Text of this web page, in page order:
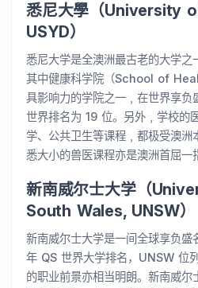
悉尼大學（University
USYD）
悉尼大学是全澳洲最古老的大学之
其中健康科学院（School of
具影响力的学院之一﹐在世界享
世界排名为 19 位。另外﹐学校的
学、公共卫生等课程﹐都极受澳
悉大小的兽医课程亦是澳洲首屈一
新南威尔士大学（
South Wales, UNSW）
新南威尔士大学是一间全球享负
年 QS 世界大学排名，UNSW 位
的职业前景亦相当明朗。新南威